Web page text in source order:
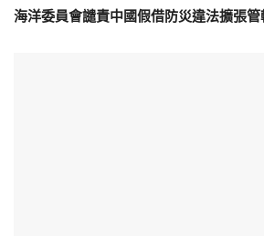
海洋委員會譴責中國假借防災違法擴張管